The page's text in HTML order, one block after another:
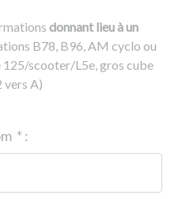
donnant lieu à un
B78, B96, AM cyclo ou
scooter/L5e, gros cube
vers A)
* :